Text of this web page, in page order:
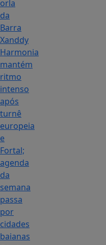
orla
da
Barra
Xanddy
Harmonia
mantém
ritmo
intenso
após
turnê
europeia
e
Fortal;
agenda
da
semana
passa
por
cidades
baianas